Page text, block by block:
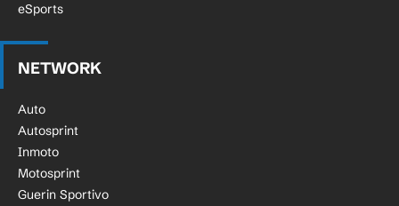
eSports
NETWORK
Auto
Autosprint
Inmoto
Motosprint
Guerin Sportivo